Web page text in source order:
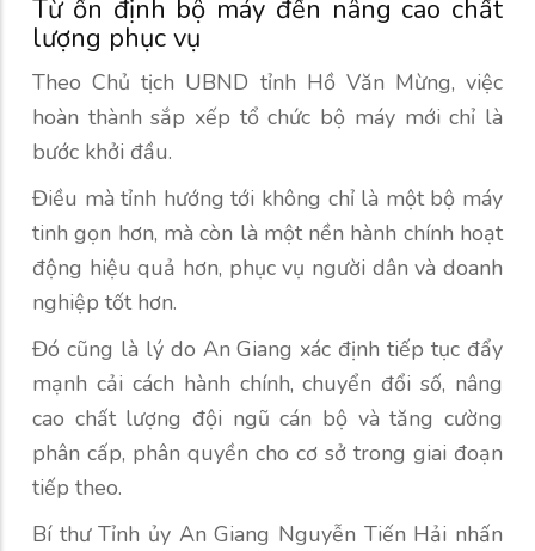
Từ ổn định bộ máy đến nâng cao chất
lượng phục vụ
Theo Chủ tịch UBND tỉnh Hồ Văn Mừng, việc
hoàn thành sắp xếp tổ chức bộ máy mới chỉ là
bước khởi đầu.
Điều mà tỉnh hướng tới không chỉ là một bộ máy
tinh gọn hơn, mà còn là một nền hành chính hoạt
động hiệu quả hơn, phục vụ người dân và doanh
nghiệp tốt hơn.
Đó cũng là lý do An Giang xác định tiếp tục đẩy
mạnh cải cách hành chính, chuyển đổi số, nâng
cao chất lượng đội ngũ cán bộ và tăng cường
phân cấp, phân quyền cho cơ sở trong giai đoạn
tiếp theo.
Bí thư Tỉnh ủy An Giang Nguyễn Tiến Hải nhấn